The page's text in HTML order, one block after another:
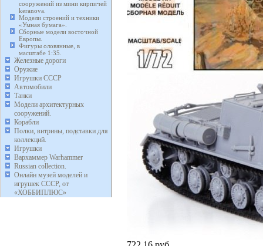
сооружений из мини кирпичей
keranova.
Модели строений и техники
«Умная бумага».
Сборные модели восточной
Европы.
Фигуры оловянные, в
масштабе 1:35.
Железные дороги
Оружие
Игрушки СССР
Автомобили
Танки
Модели архитектурных
сооружений.
Корабли
Полки, витрины, подставки для
коллекций.
Игрушки
Вархаммер Warhammer
Russian collection.
Онлайн музей моделей и
игрушек СССР, от
«ХОББИПЛЮС»